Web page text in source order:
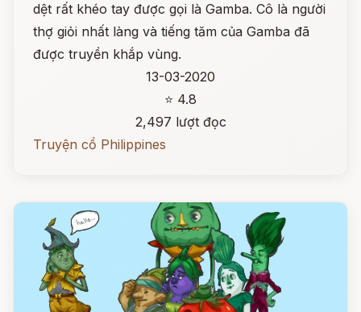
dệt rất khéo tay được gọi là Gamba. Cô là người
thợ giỏi nhất làng và tiếng tăm của Gamba đã
được truyền khắp vùng.
13-03-2020
⭐ 4.8
2,497 lượt đọc
Truyện cổ Philippines